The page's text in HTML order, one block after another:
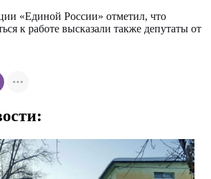
«Единой России» отметил, что
к работе высказали также депутаты от